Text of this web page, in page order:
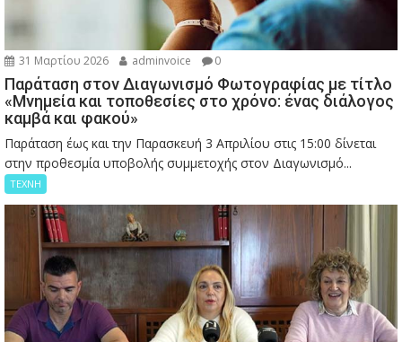
31 Μαρτίου 2026 adminvoice 0
Παράταση στον Διαγωνισμό Φωτογραφίας με τίτλο
«Μνημεία και τοποθεσίες στο χρόνο: ένας διάλογος
καμβά και φακού»
Παράταση έως και την Παρασκευή 3 Απριλίου στις 15:00 δίνεται
στην προθεσμία υποβολής συμμετοχής στον Διαγωνισμό...
ΤΕΧΝΗ